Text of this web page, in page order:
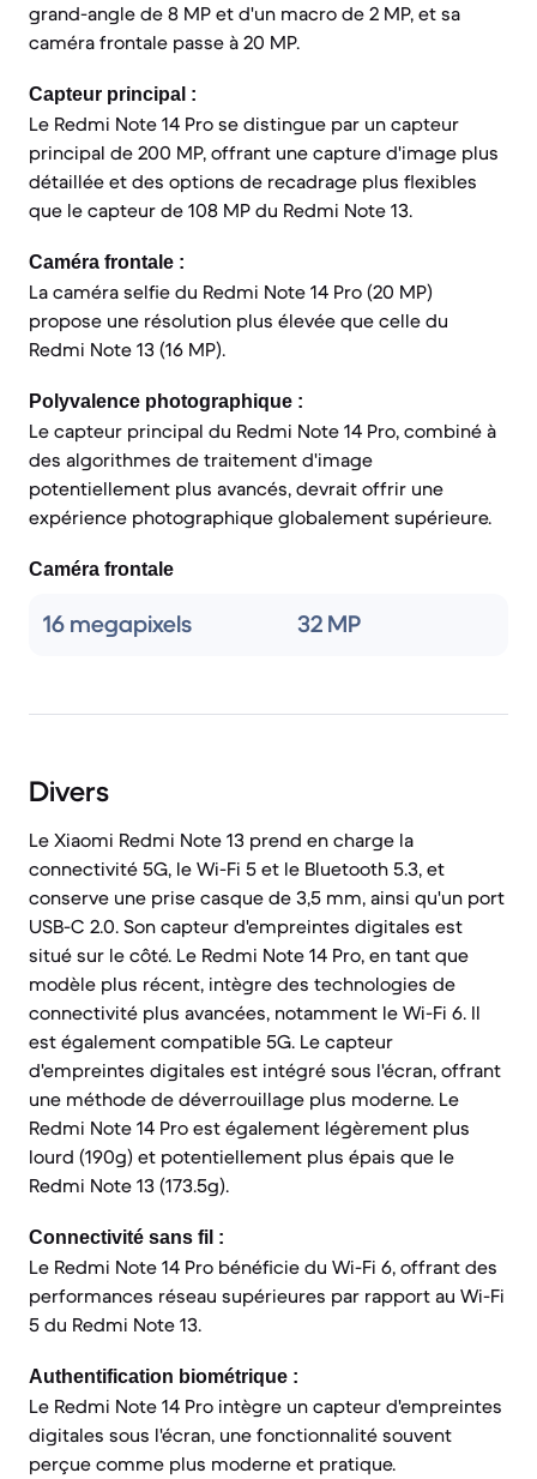
grand-angle de 8 MP et d'un macro de 2 MP, et sa
caméra frontale passe à 20 MP.
Capteur principal :
Le Redmi Note 14 Pro se distingue par un capteur
principal de 200 MP, offrant une capture d'image plus
détaillée et des options de recadrage plus flexibles
que le capteur de 108 MP du Redmi Note 13.
Caméra frontale :
La caméra selfie du Redmi Note 14 Pro (20 MP)
propose une résolution plus élevée que celle du
Redmi Note 13 (16 MP).
Polyvalence photographique :
Le capteur principal du Redmi Note 14 Pro, combiné à
des algorithmes de traitement d'image
potentiellement plus avancés, devrait offrir une
expérience photographique globalement supérieure.
Caméra frontale
16 megapixels 32 MP
Divers
Le Xiaomi Redmi Note 13 prend en charge la
connectivité 5G, le Wi-Fi 5 et le Bluetooth 5.3, et
conserve une prise casque de 3,5 mm, ainsi qu'un port
USB-C 2.0. Son capteur d'empreintes digitales est
situé sur le côté. Le Redmi Note 14 Pro, en tant que
modèle plus récent, intègre des technologies de
connectivité plus avancées, notamment le Wi-Fi 6. Il
est également compatible 5G. Le capteur
d'empreintes digitales est intégré sous l'écran, offrant
une méthode de déverrouillage plus moderne. Le
Redmi Note 14 Pro est également légèrement plus
lourd (190g) et potentiellement plus épais que le
Redmi Note 13 (173.5g).
Connectivité sans fil :
Le Redmi Note 14 Pro bénéficie du Wi-Fi 6, offrant des
performances réseau supérieures par rapport au Wi-Fi
5 du Redmi Note 13.
Authentification biométrique :
Le Redmi Note 14 Pro intègre un capteur d'empreintes
digitales sous l'écran, une fonctionnalité souvent
perçue comme plus moderne et pratique.